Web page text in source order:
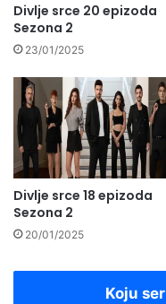
Divlje srce 20 epizoda
Sezona 2
23/01/2025
Divlje srce 18 epizoda
Sezona 2
20/01/2025
Koju